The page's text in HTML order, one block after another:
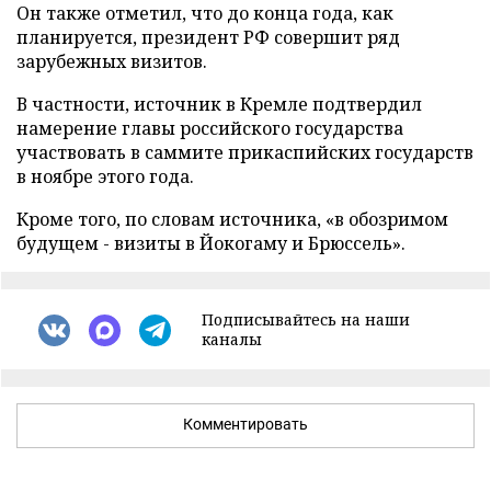
Он также отметил, что до конца года, как
планируется, президент РФ совершит ряд
зарубежных визитов.
В частности, источник в Кремле подтвердил
намерение главы российского государства
участвовать в саммите прикаспийских государств
в ноябре этого года.
Кроме того, по словам источника, «в обозримом
будущем - визиты в Йокогаму и Брюссель».
Подписывайтесь на наши
каналы
Комментировать